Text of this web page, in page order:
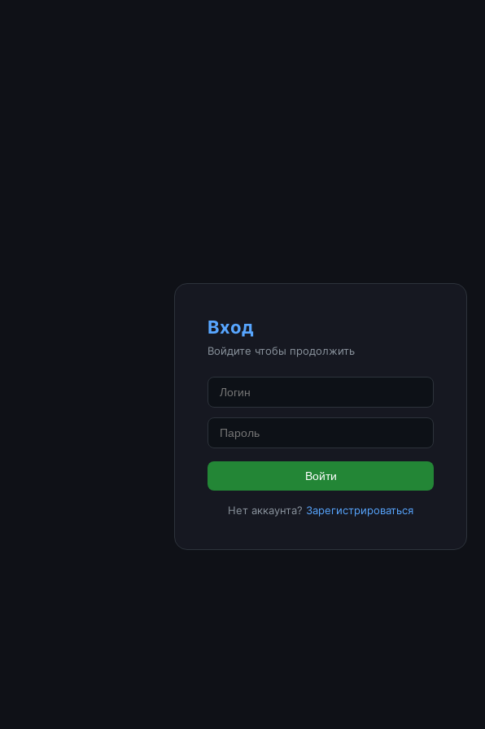
Вход
Войдите чтобы продолжить
Войти
Нет аккаунта? Зарегистрироваться